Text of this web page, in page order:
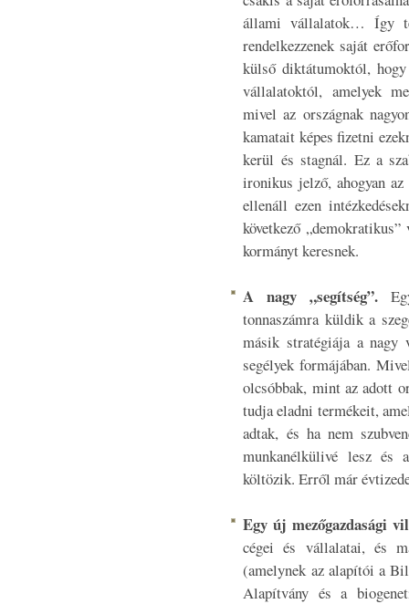
állami vállalatok… Így
rendelkezzenek saját
külső diktátumoktól,
vállalatoktól, amelyek
mivel az országnak
kamatait képes fizetni
kerül és stagnál. Ez a
ironikus jelző, ahogyan
ellenáll ezen
következő
kormányt keresnek.
A nagy „segítség”.
tonnaszámra küldik a
másik stratégiája a nagy
segélyek formájában.
olcsóbbak, mint az adott
tudja eladni termékeit,
adtak, és ha nem
munkanélkülivé lesz és
költözik. Erről már
Egy új mezőgazdasági
cégei és vállalatai, és
(amelynek az alapítói a
Alapítvány és a